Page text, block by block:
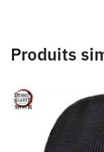
Produits